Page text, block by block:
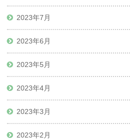
2023年7月
2023年6月
2023年5月
2023年4月
2023年3月
2023年2月